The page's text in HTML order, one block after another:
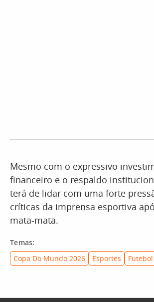
Mesmo com o expressivo
financeiro e o respaldo
terá de lidar com uma forte
críticas da imprensa esportiva
mata-mata.
Temas:
Copa Do Mundo 2026
Esportes Futebol